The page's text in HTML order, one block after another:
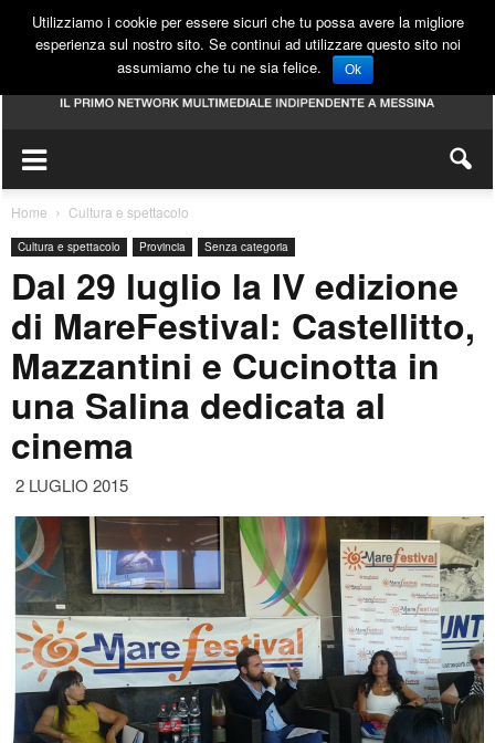
Home Cultura e spettacolo
Cultura e spettacolo Provincia Senza categoria
Dal 29 luglio la IV edizione
di MareFestival: Castellitto,
Mazzantini e Cucinotta in
una Salina dedicata al
cinema
2 LUGLIO 2015
Utilizziamo i cookie per essere sicuri che tu possa avere la migliore
esperienza sul nostro sito. Se continui ad utilizzare questo sito noi
assumiamo che tu ne sia felice.
Ok